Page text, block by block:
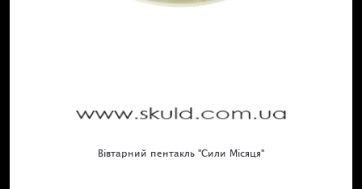
Вівтарний пентакль "Сили Місяця"